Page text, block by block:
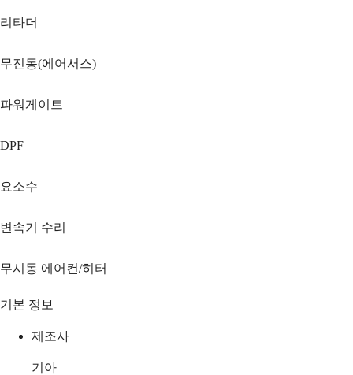
리타더
무진동(에어서스)
파워게이트
DPF
요소수
변속기 수리
무시동 에어컨/히터
기본 정보
제조사
기아